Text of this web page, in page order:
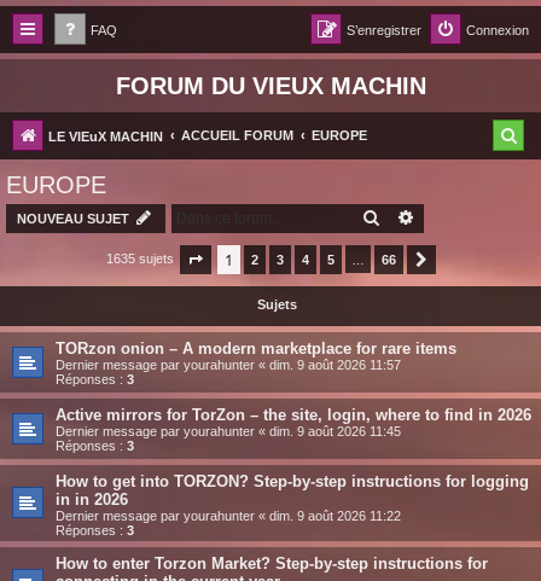
FAQ Connexion
S’enregistrer
FORUM DU VIEUX MACHIN
LE VIEuX MACHIN ACCUEIL FORUM EUROPE
c
e
EUROPE
NOUVEAU SUJET RECHERCHER
1635 sujets Page sur 66
1 2 3 4 5 66
Sujets
TORzon onion – A modern marketplace for rare items
Dernier message par yourahunter « dim. 9 août 2026 11:57
Réponses : 3
Active mirrors for TorZon – the site, login, where to find in 2026
Dernier message par yourahunter « dim. 9 août 2026 11:45
Réponses : 3
How to get into ТОRZON? Step-by-step instructions for logging
in in 2026
Dernier message par yourahunter « dim. 9 août 2026 11:22
Réponses : 3
How to enter Torzon Market? Step-by-step instructions for